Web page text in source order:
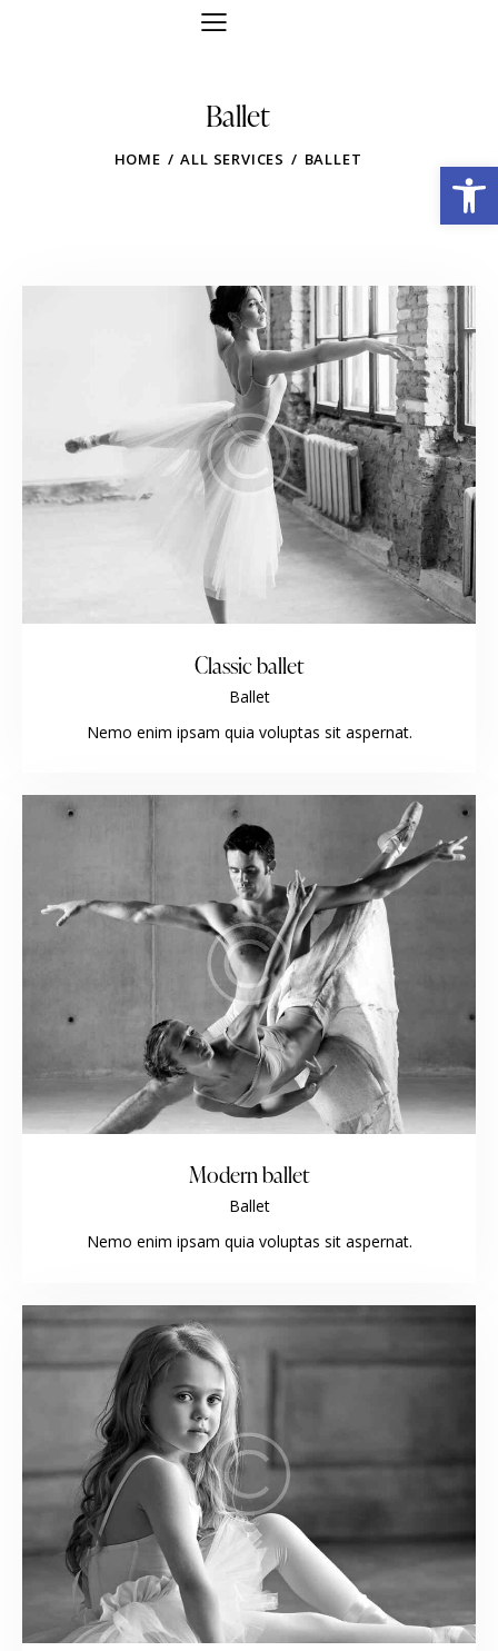
Obre la barra d'eines
Ballet
HOME ALL SERVICES BALLET
Classic ballet
Ballet
Nemo enim ipsam quia voluptas sit aspernat.
Modern ballet
Ballet
Nemo enim ipsam quia voluptas sit aspernat.